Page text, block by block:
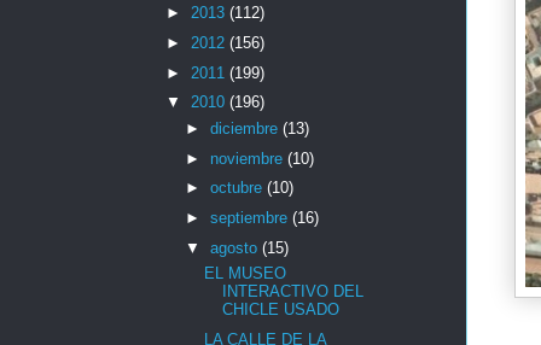
► 2013 (112)
► 2012 (156)
► 2011 (199)
▼ 2010 (196)
► diciembre (13)
► noviembre (10)
► octubre (10)
► septiembre (16)
▼ agosto (15)
EL MUSEO
INTERACTIVO DEL
CHICLE USADO
LA CALLE DE LA